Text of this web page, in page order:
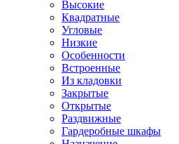
Высокие
Квадратные
Угловые
Низкие
Особенности
Встроенные
Из кладовки
Закрытые
Открытые
Раздвижные
Гардеробные шкафы